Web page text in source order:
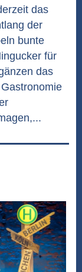
das
der
bunte
für
das